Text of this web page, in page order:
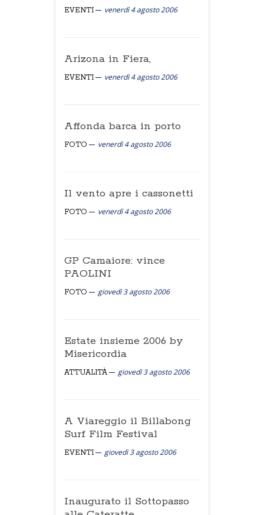
EVENTI venerdì 4 agosto 2006
Arizona in Fiera,
EVENTI venerdì 4 agosto 2006
Affonda barca in porto
FOTO venerdì 4 agosto 2006
Il vento apre i cassonetti
FOTO venerdì 4 agosto 2006
GP Camaiore: vince
PAOLINI
FOTO giovedì 3 agosto 2006
Estate insieme 2006 by
Misericordia
ATTUALITÀ giovedì 3 agosto 2006
A Viareggio il Billabong
Surf Film Festival
EVENTI giovedì 3 agosto 2006
Inaugurato il Sottopasso